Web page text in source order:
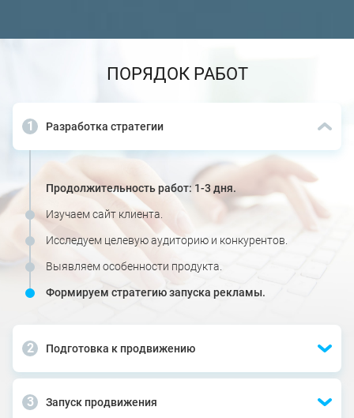
ПОРЯДОК РАБОТ
Разработка стратегии
Продолжительность работ: 1-3 дня.
Изучаем сайт клиента.
Исследуем целевую аудиторию и конкурентов.
Выявляем особенности продукта.
Формируем стратегию запуска рекламы.
Подготовка к продвижению
Запуск продвижения